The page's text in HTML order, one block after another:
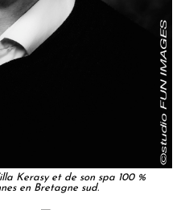
Kerasy et de son spa 100 %
en Bretagne sud.